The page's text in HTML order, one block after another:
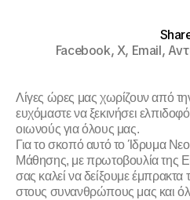
Facebook,X, Email,
Λίγες ώρες μας χωρίζουν από
ευχόμαστε να ξεκινήσει
οιωνούς για όλους μας.
Για το σκοπό αυτό το Ίδρυμα
Μάθησης, με πρωτοβουλία της
σας καλεί να δείξουμε
στους συνανθρώπους μας και